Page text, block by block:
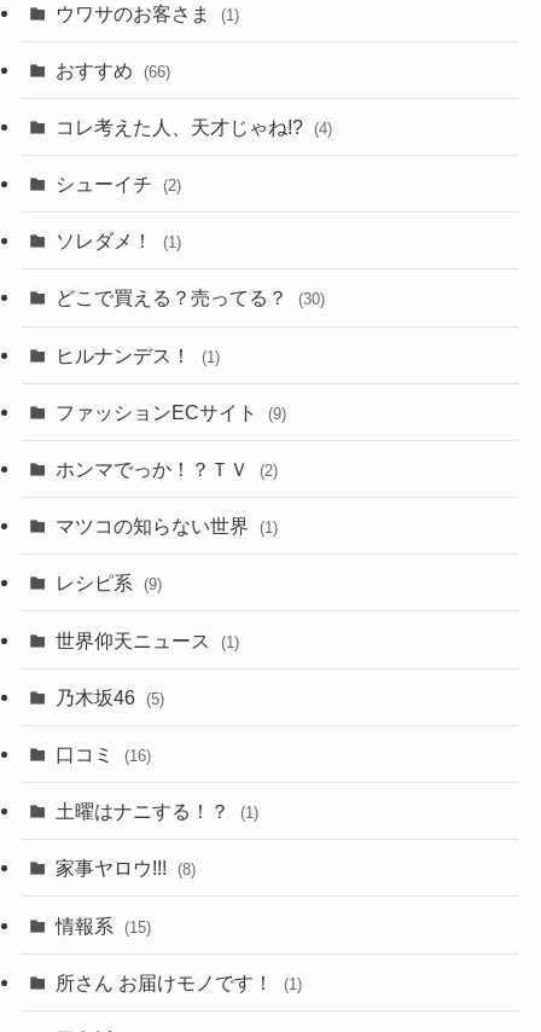
ウワサのお客さま (1)
おすすめ (66)
コレ考えた人、天才じゃね!? (4)
シューイチ (2)
ソレダメ！ (1)
どこで買える？売ってる？ (30)
ヒルナンデス！ (1)
ファッションECサイト (9)
ホンマでっか！？ＴＶ (2)
マツコの知らない世界 (1)
レシピ系 (9)
世界仰天ニュース (1)
乃木坂46 (5)
口コミ (16)
土曜はナニする！？ (1)
家事ヤロウ!!! (8)
情報系 (15)
所さん お届けモノです！ (1)